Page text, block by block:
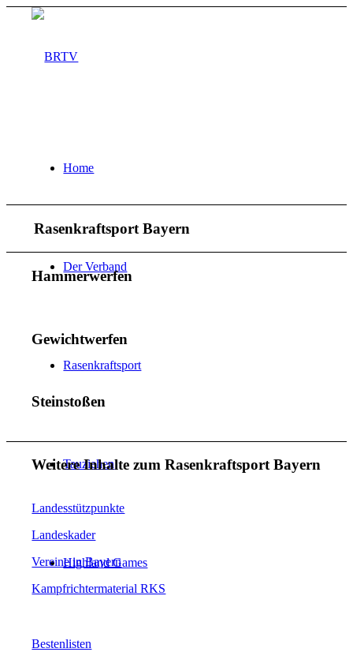
Home
Der Verband
Rasenkraftsport
Tauziehen
Highland Games
Rasenkraftsport Bayern
Hammerwerfen
Gewichtwerfen
Steinstoßen
Weitere Inhalte zum Rasenkraftsport Bayern
Landesstützpunkte
Landeskader
Vereine in Bayern
Kampfrichtermaterial RKS
Bestenlisten